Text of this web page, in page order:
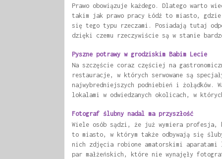
Prawo obowiązuje każdego. Dlatego warto
takim jak prawo pracy Łódź to miasto,
się tego typu rzeczami. Posiadają tutaj
dzięki czemu rzeczywiście są w stanie
Pyszne potrawy w grodziskim Babim Lecie
Na szczęście coraz częściej na
restauracje, w których serwowane są
najwybredniejszych podniebień i żołądków.
lokalami w odwiedzanych okolicach, w
Fotograf ślubny nadal ma przyszłość
Wiele osób sądzi, że już wymiera
to miasto, w którym także odbywają się
nich zdjęcia robione amatorskimi aparatami
par małżeńskich, które nie wynajęły